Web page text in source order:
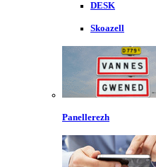
DESK
Skoazell
Panellerezh